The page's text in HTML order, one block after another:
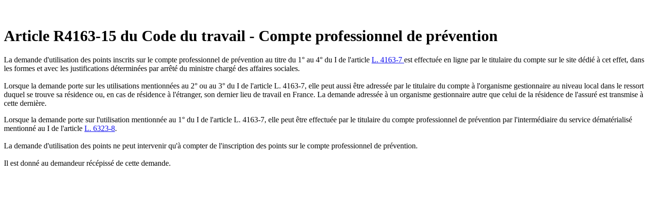
Article R4163-15 du Code du travail - Compte professionnel de prévention
La demande d'utilisation des points inscrits sur le compte professionnel de prévention au titre du 1° au 4° du I de l'article L. 4163-7 est effectuée en ligne par le titulaire du compte sur le site dédié à cet effet, dans
les formes et avec les justifications déterminées par arrêté du ministre chargé des affaires sociales.
Lorsque la demande porte sur les utilisations mentionnées au 2° ou au 3° du I de l'article L. 4163-7, elle peut aussi être adressée par le titulaire du compte à l'organisme gestionnaire au niveau local dans le ressort
duquel se trouve sa résidence ou, en cas de résidence à l'étranger, son dernier lieu de travail en France. La demande adressée à un organisme gestionnaire autre que celui de la résidence de l'assuré est transmise à
cette dernière.
Lorsque la demande porte sur l'utilisation mentionnée au 1° du I de l'article L. 4163-7, elle peut être effectuée par le titulaire du compte professionnel de prévention par l'intermédiaire du service dématérialisé
mentionné au I de l'article L. 6323-8.
La demande d'utilisation des points ne peut intervenir qu'à compter de l'inscription des points sur le compte professionnel de prévention.
Il est donné au demandeur récépissé de cette demande.